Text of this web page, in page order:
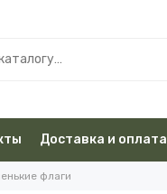
Доставка и оплата
флаги